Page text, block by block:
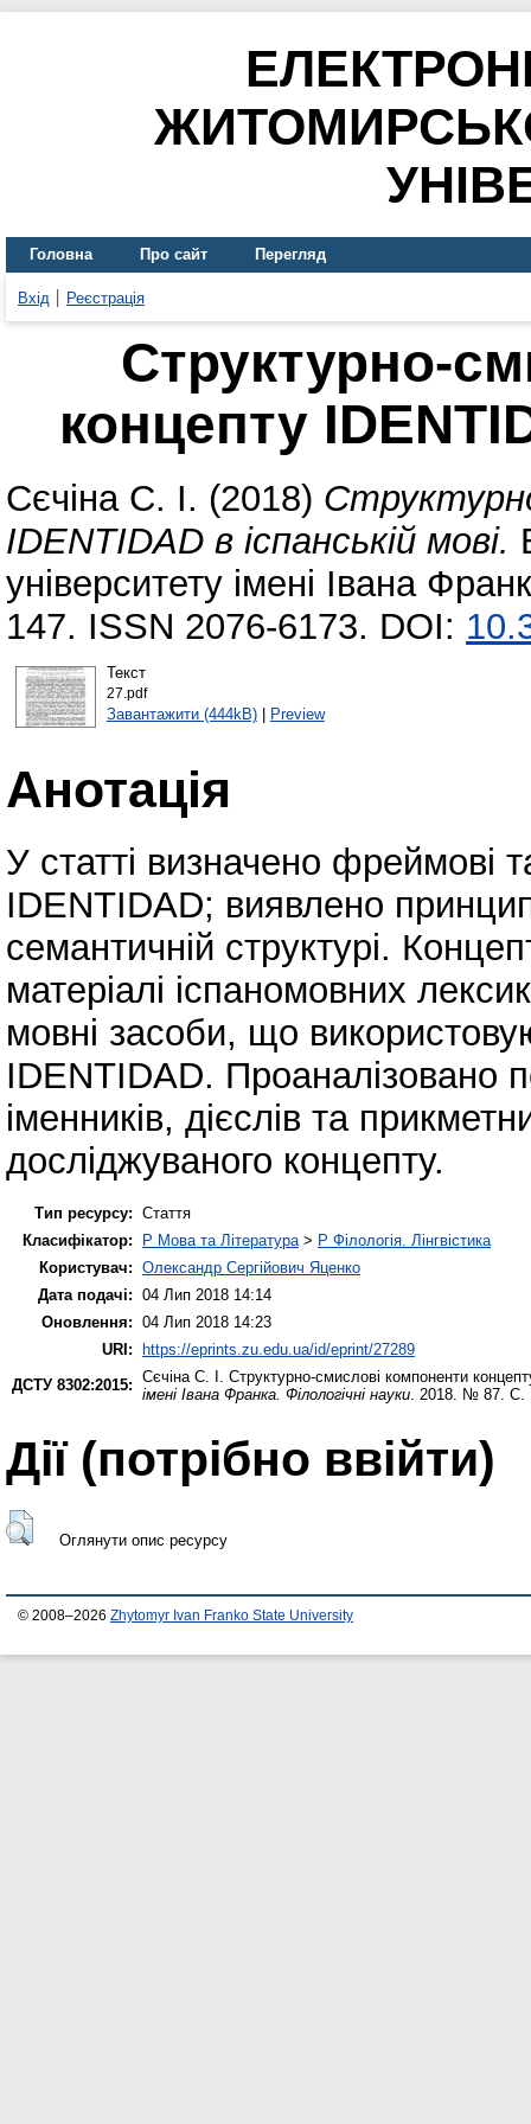
Головна Про сайт Перегляд
Вхід Реєстрація
Структурно-
концепту
Сєчіна С. І. (2018)
IDENTIDAD в іспанській мові.
університету імені Івана
147. ISSN 2076-6173. DOI:
Текст
27.pdf
Завантажити (444kB)| Preview
Анотація
У статті визначено фреймові
IDENTIDAD; виявлено
семантичній структурі.
матеріалі іспаномовних
мовні засоби, що
IDENTIDAD. Проаналізовано
іменників, дієслів та
досліджуваного концепту.
Тип ресурсу: Стаття
Класифікатор:
P Мова та Література > P Філологія. Лінгвістика
Користувач: Олександр Сергійович Яценко
Дата подачі: 04 Лип 2018 14:14
Оновлення: 04 Лип 2018 14:23
URI: https://eprints.zu.edu.ua/id/eprint/27289
ДСТУ 8302:2015: Сєчіна С. І. Структурно-смислові компоненти
імені Івана Франка. Філологічні науки . 2018. № 87. С.
Дії ​​(потрібно ввійти)
Оглянути опис ресурсу
© 2008–2026 Zhytomyr Ivan Franko State University